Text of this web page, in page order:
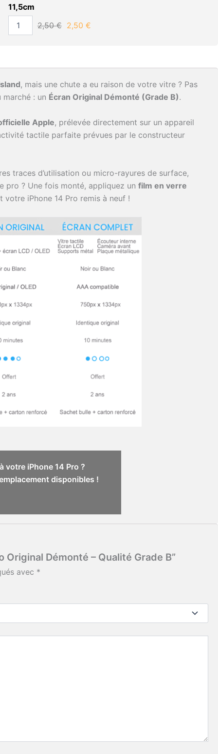
11,5cm
2,50€ 2,50 €
, mais une chute a eu raison de votre vitre ? Pas
: un Écran Original Démonté (Grade B).
Apple, prélevée directement sur un appareil
tactile parfaite prévues par le constructeur
traces d’utilisation ou micro-rayures de surface,
pro ? Une fois monté, appliquez un film en verre
iPhone 14 Pro remis à neuf !
votre iPhone 14 Pro ?
disponibles !
Démonté – Qualité Grade B”
avec *